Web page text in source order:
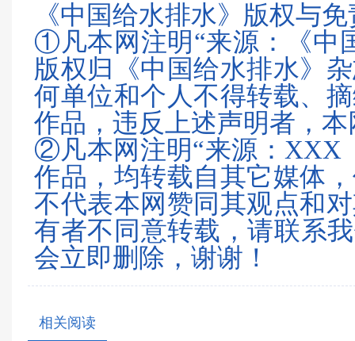
《中国给水排水》版权与
①凡本网注明“来源：《中
版权归《中国给水排水》
何单位和个人不得转载、
作品，违反上述声明者，
②凡本网注明“来源：XXX
作品，均转载自其它媒体
不代表本网赞同其观点和
有者不同意转载，请联系
会立即删除，谢谢！
相关阅读